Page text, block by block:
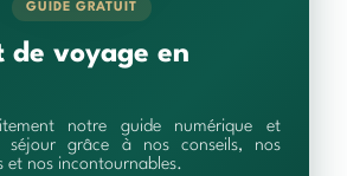
GUIDE GRATUIT
de voyage en
notre guide numérique et
séjour grâce à nos conseils, nos
et nos incontournables.